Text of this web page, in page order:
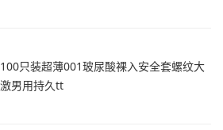
只装超薄001玻尿酸裸入安全套螺纹大
男用持久tt